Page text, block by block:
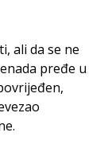
ali da se ne
pređe u